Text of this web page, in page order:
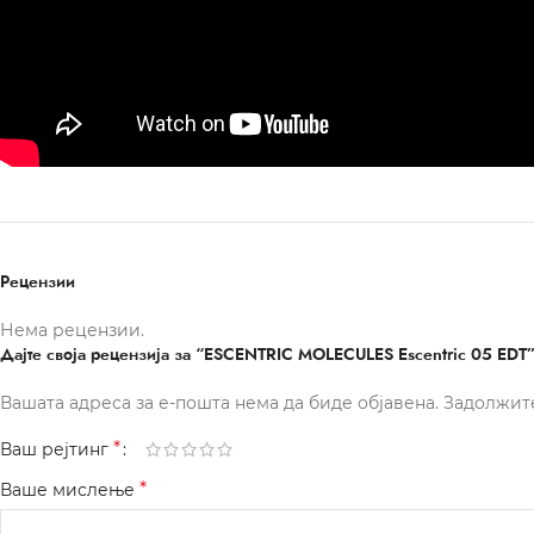
Рецензии
Нема рецензии.
Дајте своја рецензија за “ESCENTRIC MOLECULES Escentric 05 EDT”
Вашата адреса за е-пошта нема да биде објавена.
Ваш рејтинг *
Ваше мислење *